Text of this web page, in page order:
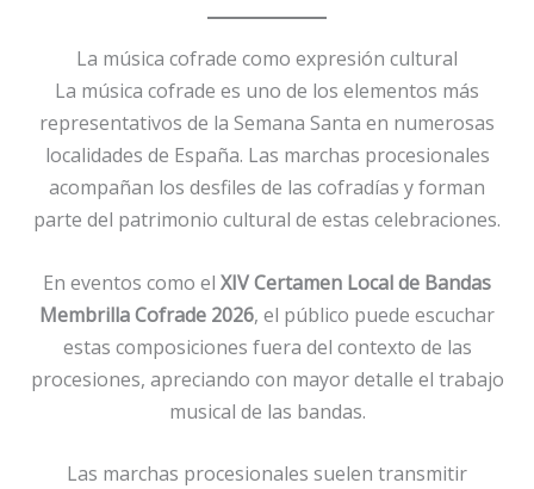
La música cofrade como expresión cultural
La música cofrade es uno de los elementos más
representativos de la Semana Santa en numerosas
localidades de España. Las marchas procesionales
acompañan los desfiles de las cofradías y forman
parte del patrimonio cultural de estas celebraciones.
En eventos como el XIV Certamen Local de Bandas
Membrilla Cofrade 2026, el público puede escuchar
estas composiciones fuera del contexto de las
procesiones, apreciando con mayor detalle el trabajo
musical de las bandas.
Las marchas procesionales suelen transmitir